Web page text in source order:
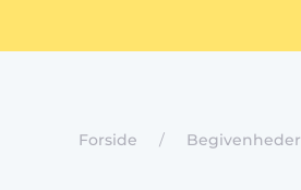
Forside Begivenheder